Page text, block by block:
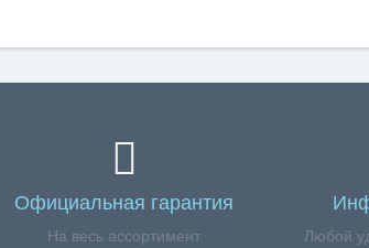
Официальная гарантия
На весь ассортимент
Любой